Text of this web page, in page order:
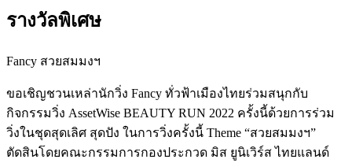
รางวัลพิเศษ
Fancy สวยสมมงฯ
ขอเชิญชวนเหล่านักวิ่ง Fancy ทั่วฟ้าเมืองไทยร่วมสนุกกับ
กิจกรรมวิ่ง AssetWise BEAUTY RUN 2022 ครั้งนี้ด้วยการร่วม
วิ่งในชุดสุดเลิศ สุดปัง ในการวิ่งครั้งนี้ Theme “สวยสมมงฯ”
ตัดสินโดยคณะกรรมการกองประกวด มิส ยูนิเวิร์ส ไทยแลนด์